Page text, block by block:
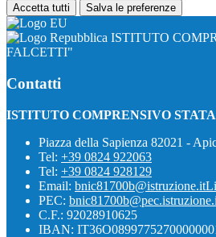
Accetta tutti Salva le preferenze
ISTITUTO
FALCETTI"
Contatti
ISTITUTO COMPRENSIVO
Piazza della Sapienza 82021 -
Tel: +39 0824 922063
Tel: +39 0824 928129
Email: bnic81700b@istruzione.it
PEC:
C.F.: 92028910625
IBAN: